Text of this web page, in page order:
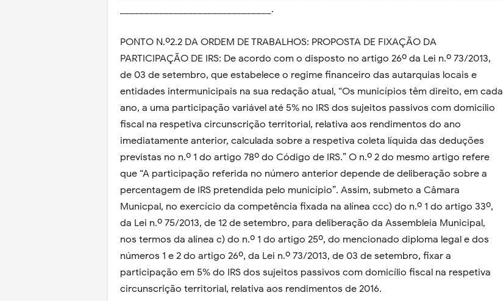
_______________________________.
PONTO N.º2.2 DA ORDEM DE TRABALHOS: PROPOSTA DE FIXAÇÃO DA
PARTICIPAÇÃO DE IRS: De acordo com o disposto no artigo 26º da Lei n.º 73/2013,
de 03 de setembro, que estabelece o regime financeiro das autarquias locais e
entidades intermunicipais na sua redação atual, “Os municípios têm direito, em cada
ano, a uma participação variável até 5% no IRS dos sujeitos passivos com domicílio
fiscal na respetiva circunscrição territorial, relativa aos rendimentos do ano
imediatamente anterior, calculada sobre a respetiva coleta líquida das deduções
previstas no n.º 1 do artigo 78º do Código de IRS.” O n.º 2 do mesmo artigo refere
que “A participação referida no número anterior depende de deliberação sobre a
percentagem de IRS pretendida pelo município”. Assim, submeto a Câmara
Municpal, no exercício da competência fixada na alínea ccc) do n.º 1 do artigo 33º,
da Lei n.º 75/2013, de 12 de setembro, para deliberação da Assembleia Municipal,
nos termos da alínea c) do n.º 1 do artigo 25º, do mencionado diploma legal e dos
números 1 e 2 do artigo 26º, da Lei n.º 73/2013, de 03 de setembro, fixar a
participação em 5% do IRS dos sujeitos passivos com domicílio fiscal na respetiva
circunscrição territorial, relativa aos rendimentos de 2016.